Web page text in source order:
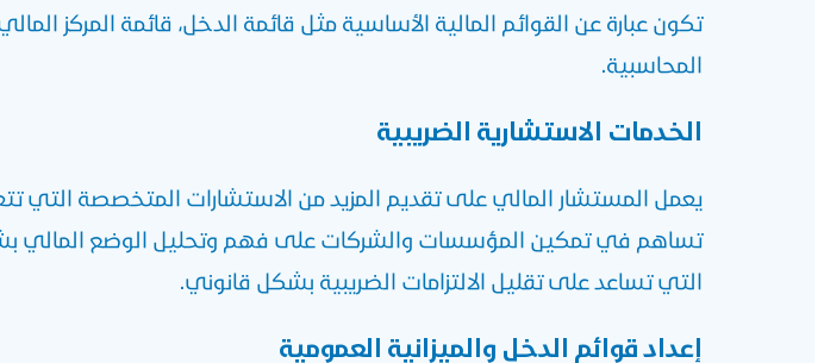
تكون عبارة عن القوائم المالية الأساسية مثل قائمة الدخل، قائمة المركز
المحاسبية.
الخدمات الاستشارية الضريبية
يعمل المستشار المالي على تقديم المزيد من الاستشارات المتخصصة التي
تساهم في تمكين المؤسسات والشركات على فهم وتحليل الوضع المالي بشكل
التي تساعد على تقليل الالتزامات الضريبية بشكل قانوني.
إعداد قوائم الدخل والميزانية العمومية